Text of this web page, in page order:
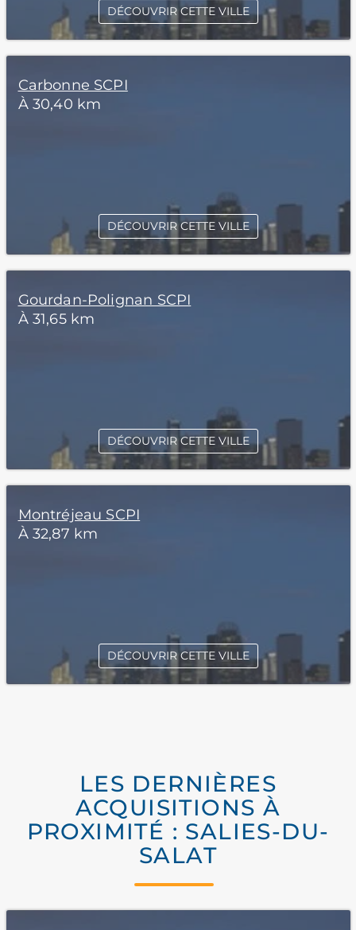
DÉCOUVRIR CETTE VILLE
Carbonne SCPI
À 30,40 km
DÉCOUVRIR CETTE VILLE
Gourdan-Polignan SCPI
À 31,65 km
DÉCOUVRIR CETTE VILLE
Montréjeau SCPI
À 32,87 km
DÉCOUVRIR CETTE VILLE
LES DERNIÈRES
ACQUISITIONS À
PROXIMITÉ : SALIES-DU-
SALAT